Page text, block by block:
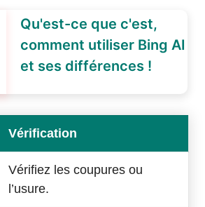
Qu'est-ce que c'est,
comment utiliser Bing AI
et ses différences !
Vérification
Vérifiez les coupures ou
l’usure.